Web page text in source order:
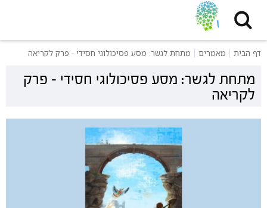
דף הבית מאמרים מתחת לגשר: מסע פסיכולוגי חסידי - פרק לקריאה
מתחת לגשר: מסע פסיכולוגי חסידי - פרק
לקריאה